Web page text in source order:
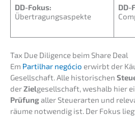
DD-Fokus:
Übertragungsaspekte
DD-
Tax Due Diligence beim Share Deal
Em Partil­har negócio erwirbt der
Gesell­schaft. Alle histo­ri­schen
derZielgesell­schaft, weshalb hier
Prüfungaller Steuer­ar­ten und
räu­me notwen­dig ist. Der Fokus